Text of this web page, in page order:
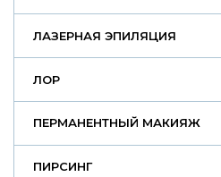
ЛАЗЕРНАЯ ЭПИЛЯЦИЯ
ЛОР
ПЕРМАНЕНТНЫЙ МАКИЯЖ
ПИРСИНГ